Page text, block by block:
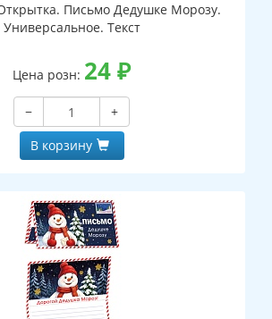
Письмо Дедушке Морозу.
Универсальное. Текст
Цена розн: 24₽
−
+
В корзину